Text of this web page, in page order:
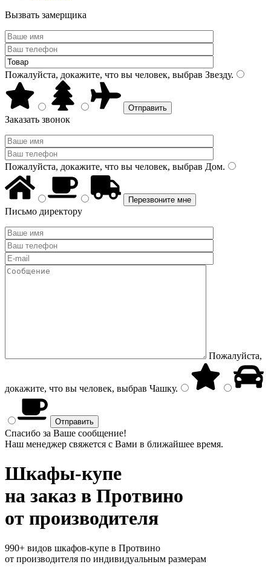
Вызвать замерщика
Пожалуйста, докажите, что вы человек, выбрав Звезду.
Заказать звонок
Пожалуйста, докажите, что вы человек, выбрав Дом.
Письмо директору
Пожалуйста,
докажите, что вы человек, выбрав Чашку.
Спасибо за Ваше сообщение!
Наш менеджер свяжется с Вами в ближайшее время.
Шкафы-купе
на заказ в Протвино
от производителя
990+ видов шкафов-купе в Протвино
от производителя по индивидуальным размерам